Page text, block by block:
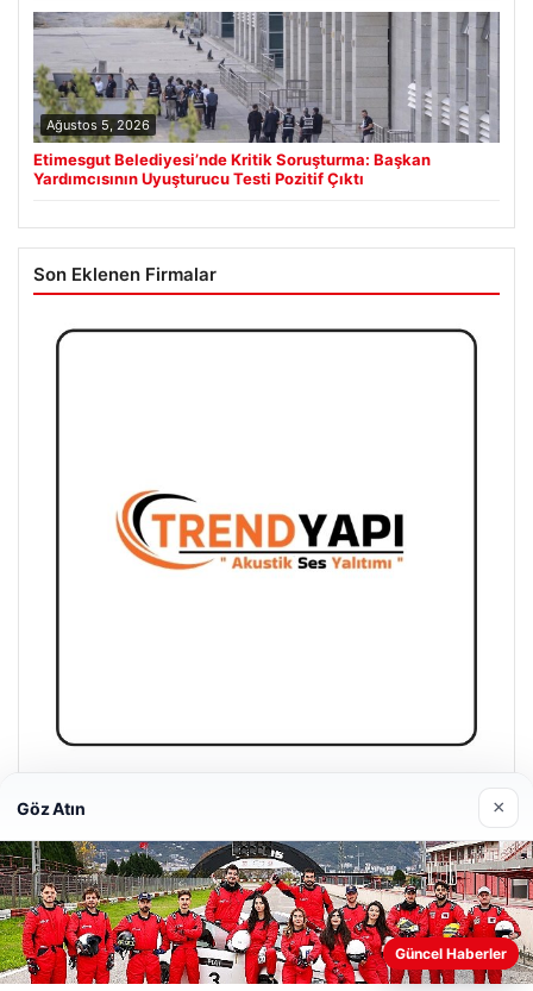
Ağustos 5, 2026
Etimesgut Belediyesi’nde Kritik Soruşturma: Başkan
Yardımcısının Uyuşturucu Testi Pozitif Çıktı
Son Eklenen Firmalar
A Life Ankara Hastanesi
Web sitemizi nasıl kullandığınızı daha iyi anlayabilmek,
Göz Atın ×
Güncel Haberler